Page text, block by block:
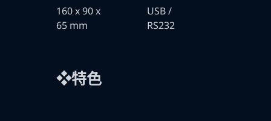
160 x 90 x
65 mm
USB /
RS232
❖特色